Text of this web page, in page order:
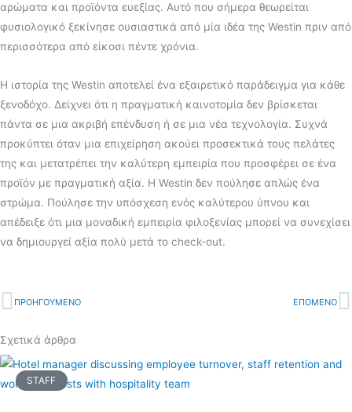
αρώματα και προϊόντα ευεξίας. Αυτό που σήμερα θεωρείται
φυσιολογικό ξεκίνησε ουσιαστικά από μία ιδέα της Westin πριν από
περισσότερα από είκοσι πέντε χρόνια.
Η ιστορία της Westin αποτελεί ένα εξαιρετικό παράδειγμα για κάθε
ξενοδόχο. Δείχνει ότι η πραγματική καινοτομία δεν βρίσκεται
πάντα σε μια ακριβή επένδυση ή σε μια νέα τεχνολογία. Συχνά
προκύπτει όταν μια επιχείρηση ακούει προσεκτικά τους πελάτες
της και μετατρέπει την καλύτερη εμπειρία που προσφέρει σε ένα
προϊόν με πραγματική αξία. Η Westin δεν πούλησε απλώς ένα
στρώμα. Πούλησε την υπόσχεση ενός καλύτερου ύπνου και
απέδειξε ότι μια μοναδική εμπειρία φιλοξενίας μπορεί να συνεχίσει
να δημιουργεί αξία πολύ μετά το check-out.
Prev
ΠΡΟΗΓΟΥΜΕΝΟ ΕΠΟΜΕΝΟ
Σχετικά άρθρα
STAFF